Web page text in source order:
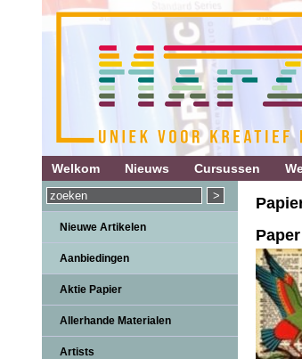
Welkom Nieuws Cursussen
Nieuwe Artikelen
Aanbiedingen
Aktie Papier
Allerhande Materialen
Artists